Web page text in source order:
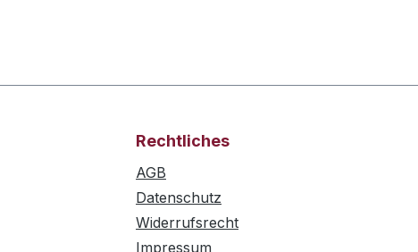
Rechtliches
AGB
Datenschutz
Widerrufsrecht
Impressum